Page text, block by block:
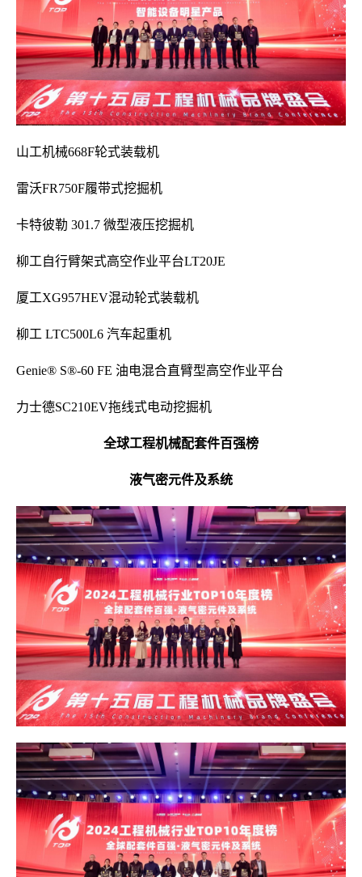
山工机械668F轮式装载机
雷沃FR750F履带式挖掘机
卡特彼勒 301.7 微型液压挖掘机
柳工自行臂架式高空作业平台LT20JE
厦工XG957HEV混动轮式装载机
柳工 LTC500L6 汽车起重机
Genie® S®-60 FE 油电混合直臂型高空作业平台
力士德SC210EV拖线式电动挖掘机
全球工程机械配套件百强榜
液气密元件及系统